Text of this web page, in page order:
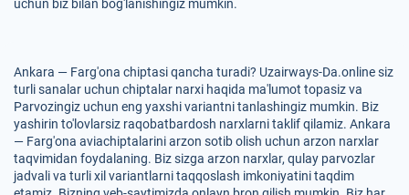
uchun biz bilan bog'lanishingiz mumkin.
Ankara — Farg'ona chiptasi qancha turadi? Uzairways-Da.online siz
turli sanalar uchun chiptalar narxi haqida ma'lumot topasiz va
Parvozingiz uchun eng yaxshi variantni tanlashingiz mumkin. Biz
yashirin to'lovlarsiz raqobatbardosh narxlarni taklif qilamiz. Ankara
— Farg'ona aviachiptalarini arzon sotib olish uchun arzon narxlar
taqvimidan foydalaning. Biz sizga arzon narxlar, qulay parvozlar
jadvali va turli xil variantlarni taqqoslash imkoniyatini taqdim